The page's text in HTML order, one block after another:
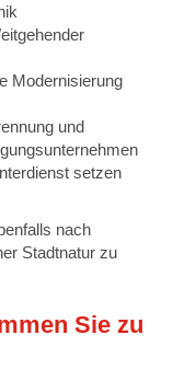
Modernisierung
und
setzen
nach
Stadtnatur zu
Sie zu